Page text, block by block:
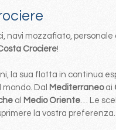
navi mozzafiato, personale
Crociere!
la sua flotta in continua
Dal Mediterraneo ai
al Medio Oriente… Le
la vostra